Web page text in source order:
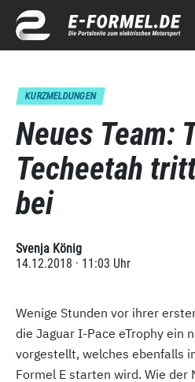
KURZMELDUNGEN
Neues Team:
Techeetah
bei
Svenja König
14.12.2018 · 11:03 Uhr
Wenige Stunden vor ihrer
die Jaguar I-Pace eTrophy ein
vorgestellt, welches ebenfalls
Formel E starten wird. Wie der